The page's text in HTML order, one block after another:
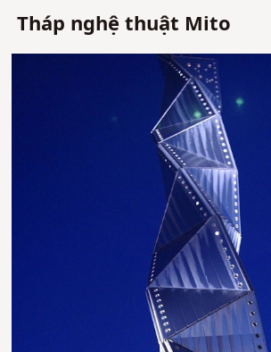
Tháp nghệ thuật Mito